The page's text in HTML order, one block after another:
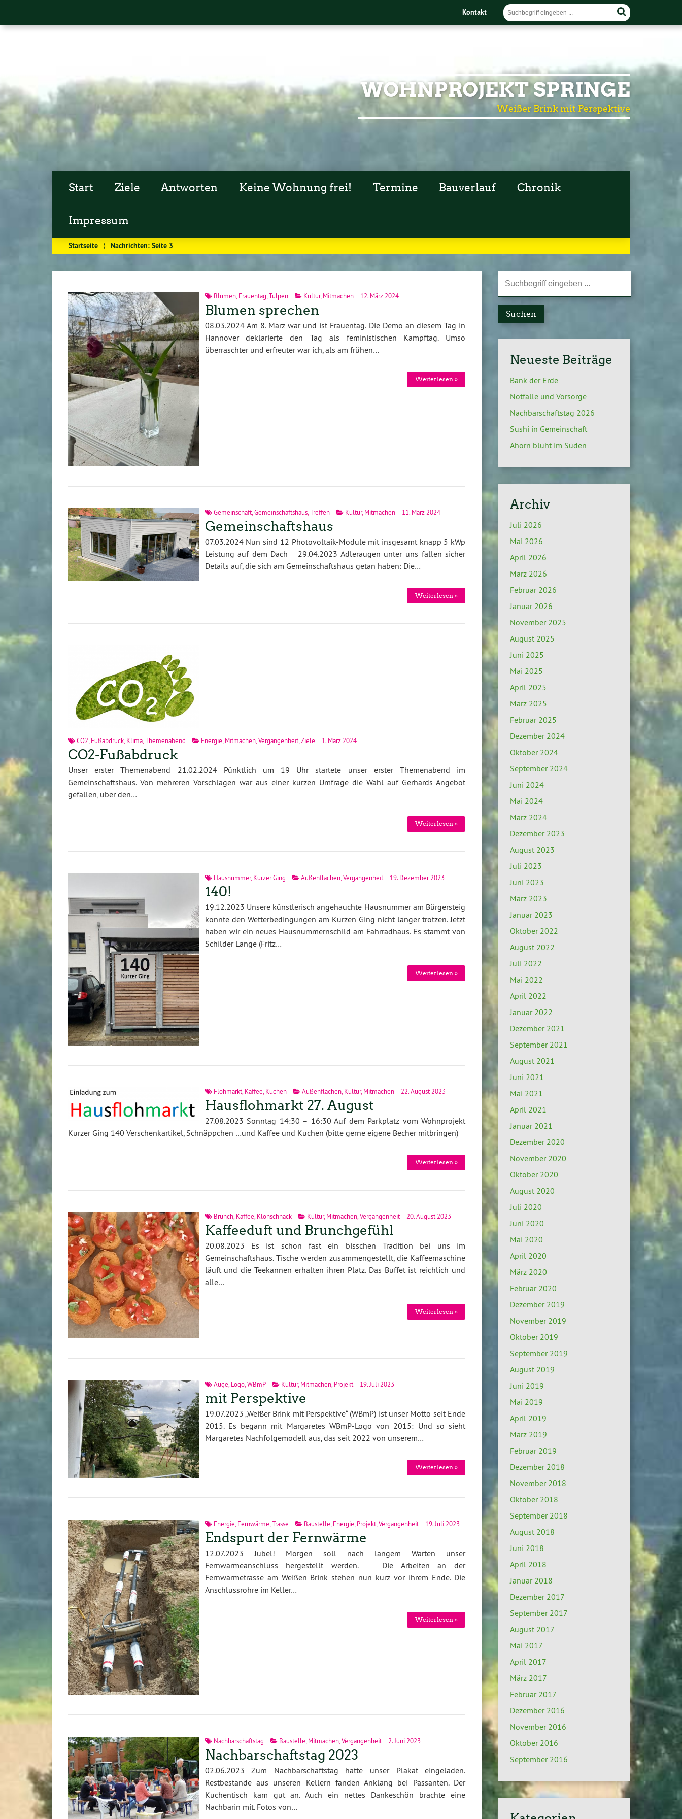
Kontakt
WOHNPROJEKT SPRINGE
Weißer Brink mit Perspektive
Start Ziele Antworten Keine Wohnung frei! Termine Bauverlauf Chronik
Impressum
Startseite ⟩ Nachrichten: Seite 3
Blumen, Frauentag Tulpen Kultur, Mitmachen 12. März 2024
Blumen sprechen
08.03.2024 Am 8. März war und ist Frauentag. Die Demo an diesem Tag in
Hannover deklarierte den Tag als feministischen Kampftag. Umso
überraschter und erfreuter war ich, als am frühen…
Weiterlesen »
Gemeinschaft, Gemeinschaftshaus, Treffen Kultur, Mitmachen 11. März 2024
Gemeinschaftshaus
07.03.2024 Nun sind 12 Photovoltaik-Module mit insgesamt knapp 5 kWp
Leistung auf dem Dach 29.04.2023 Adleraugen unter uns fallen sicher
Details auf, die sich am Gemeinschaftshaus getan haben: Die…
Weiterlesen »
CO2 Fußabdruck Klima Themenabend Energie Mitmachen Vergangenheit Ziele 1. März 2024
CO2-Fußabdruck
Unser erster Themenabend 21.02.2024 Pünktlich um 19 Uhr startete unser erster Themenabend im
Gemeinschaftshaus. Von mehreren Vorschlägen war aus einer kurzen Umfrage die Wahl auf Gerhards Angebot
gefallen, über den…
Weiterlesen »
Hausnummer, Kurzer Ging Außenflächen, Vergangenheit 19. Dezember 2023
140!
19.12.2023 Unsere künstlerisch angehauchte Hausnummer am Bürgersteig
konnte den Wetterbedingungen am Kurzen Ging nicht länger trotzen. Jetzt
haben wir ein neues Hausnummernschild am Fahrradhaus. Es stammt von
Schilder Lange (Fritz…
Weiterlesen »
Flohmarkt, Kaffee Kuchen Außenflächen, Kultur, Mitmachen 22. August 2023
Hausflohmarkt 27. August
27.08.2023 Sonntag 14:30 – 16:30 Auf dem Parkplatz vom Wohnprojekt
Kurzer Ging 140 Verschenkartikel, Schnäppchen …und Kaffee und Kuchen (bitte gerne eigene Becher mitbringen)
Weiterlesen »
Brunch, Kaffee Klönschnack Kultur, Mitmachen, Vergangenheit 20. August 2023
Kaffeeduft und Brunchgefühl
20.08.2023 Es ist schon fast ein bisschen Tradition bei uns im
Gemeinschaftshaus. Tische werden zusammengestellt, die Kaffeemaschine
läuft und die Teekannen erhalten ihren Platz. Das Buffet ist reichlich und
alle…
Weiterlesen »
Auge Logo, WBmP Kultur, Mitmachen, Projekt 19. Juli 2023
mit Perspektive
19.07.2023 „Weißer Brink mit Perspektive“ (WBmP) ist unser Motto seit Ende
2015. Es begann mit Margaretes WBmP-Logo von 2015: Und so sieht
Margaretes Nachfolgemodell aus, das seit 2022 von unserem…
Weiterlesen »
Energie,Fernwärme,Trasse Baustelle,Energie,Projekt,Vergangenheit 19. Juli 2023
Endspurt der Fernwärme
12.07.2023 Jubel! Morgen soll nach langem Warten unser
Fernwärmeanschluss hergestellt werden. Die Arbeiten an der
Fernwärmetrasse am Weißen Brink stehen nun kurz vor ihrem Ende. Die
Anschlussrohre im Keller…
Weiterlesen »
Nachbarschaftstag Baustelle Mitmachen, Vergangenheit 2. Juni 2023
Nachbarschaftstag 2023
02.06.2023 Zum Nachbarschaftstag hatte unser Plakat eingeladen.
Restbestände aus unseren Kellern fanden Anklang bei Passanten. Der
Kuchentisch kam gut an. Auch ein nettes Dankeschön brachte eine
Nachbarin mit. Fotos von…
Suchen
Neueste Beiträge
Bank der Erde
Notfälle und Vorsorge
Nachbarschaftstag 2026
Sushi in Gemeinschaft
Ahorn blüht im Süden
Archiv
Juli 2026
Mai 2026
April 2026
März 2026
Februar 2026
Januar 2026
November 2025
August 2025
Juni 2025
Mai 2025
April 2025
März 2025
Februar 2025
Dezember 2024
Oktober 2024
September 2024
Juni 2024
Mai 2024
März 2024
Dezember 2023
August 2023
Juli 2023
Juni 2023
März 2023
Januar 2023
Oktober 2022
August 2022
Juli 2022
Mai 2022
April 2022
Januar 2022
Dezember 2021
September 2021
August 2021
Juni 2021
Mai 2021
April 2021
Januar 2021
Dezember 2020
November 2020
Oktober 2020
August 2020
Juli 2020
Juni 2020
Mai 2020
April 2020
März 2020
Februar 2020
Dezember 2019
November 2019
Oktober 2019
September 2019
August 2019
Juni 2019
Mai 2019
April 2019
März 2019
Februar 2019
Dezember 2018
November 2018
Oktober 2018
September 2018
August 2018
Juni 2018
April 2018
Januar 2018
Dezember 2017
September 2017
August 2017
Mai 2017
April 2017
März 2017
Februar 2017
Dezember 2016
November 2016
Oktober 2016
September 2016